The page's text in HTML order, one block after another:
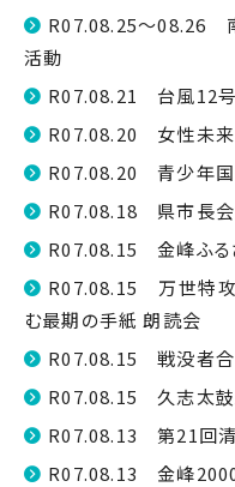
R07.08.25～08.26
活動
R07.08.21 台風12号
R07.08.20 女性未来
R07.08.20 青少年
R07.08.18 県市長会
R07.08.15 金峰ふる
R07.08.15 万世特
む最期の手紙 朗読会
R07.08.15 戦没者
R07.08.15 久志太鼓
R07.08.13 第21回
R07.08.13 金峰